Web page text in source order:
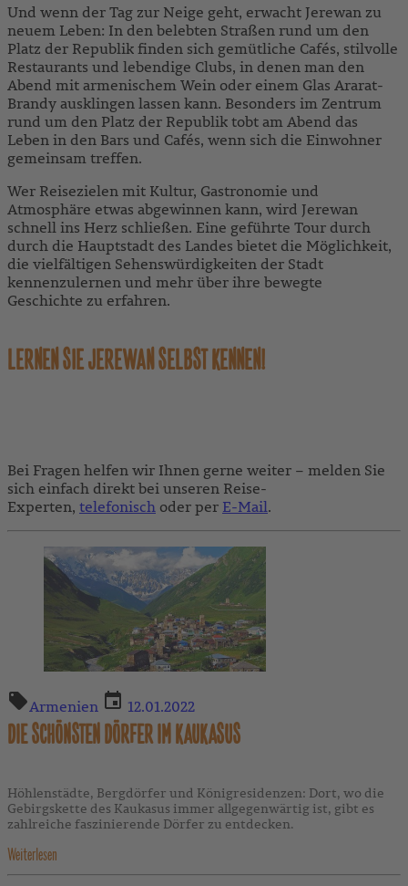
Und wenn der Tag zur Neige geht, erwacht Jerewan zu
neuem Leben: In den belebten Straßen rund um den
Platz der Republik finden sich gemütliche Cafés, stilvolle
Restaurants und lebendige Clubs, in denen man den
Abend mit armenischem Wein oder einem Glas Ararat-
Brandy ausklingen lassen kann. Besonders im Zentrum
rund um den Platz der Republik tobt am Abend das
Leben in den Bars und Cafés, wenn sich die Einwohner
gemeinsam treffen.
Wer Reisezielen mit Kultur, Gastronomie und
Atmosphäre etwas abgewinnen kann, wird Jerewan
schnell ins Herz schließen. Eine geführte Tour durch
durch die Hauptstadt des Landes bietet die Möglichkeit,
die vielfältigen Sehenswürdigkeiten der Stadt
kennenzulernen und mehr über ihre bewegte
Geschichte zu erfahren.​
LERNEN SIE JEREWAN SELBST KENNEN!
Bei Fragen helfen wir Ihnen gerne weiter – melden Sie
sich einfach direkt bei unseren Reise-
Experten, telefonisch oder per E-Mail.
Armenien 12.01.2022
DIE SCHÖNSTEN DÖRFER IM KAUKASUS
Höhlenstädte, Bergdörfer und Königresidenzen: Dort, wo die
Gebirgskette des Kaukasus immer allgegenwärtig ist, gibt es
zahlreiche faszinierende Dörfer zu entdecken.
Weiterlesen